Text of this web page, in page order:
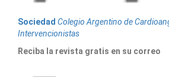
Sociedad Colegio Argentino de
Intervencionistas
Reciba la revista gratis en su correo